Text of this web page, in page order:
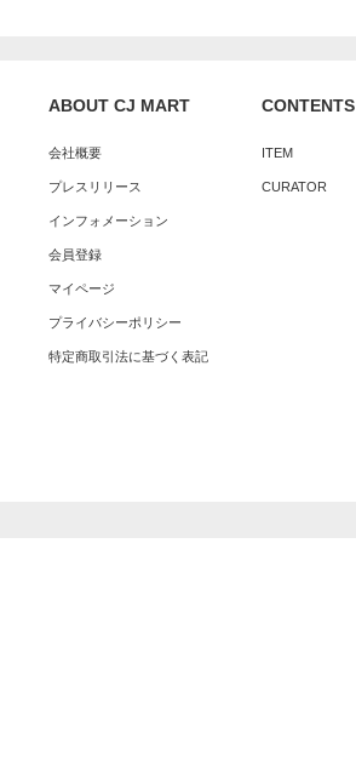
ABOUT CJ MART
会社概要
プレスリリース
インフォメーション
会員登録
マイページ
プライバシーポリシー
特定商取引法に基づく表記
CONTENTS
ITEM
CURATOR